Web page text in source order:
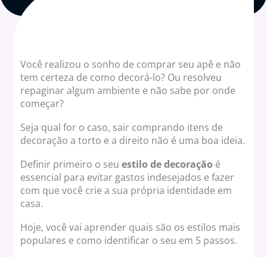
Você realizou o sonho de comprar seu apê e não
tem certeza de como decorá-lo? Ou resolveu
repaginar algum ambiente e não sabe por onde
começar?
Seja qual for o caso, sair comprando itens de
decoração a torto e a direito não é uma boa ideia.
Definir primeiro o seuestilo de decoração é
essencial para evitar gastos indesejados e fazer
com que você crie a sua própria identidade em
casa.
Hoje, você vai aprender quais são os estilos mais
populares e como identificar o seu em 5 passos.